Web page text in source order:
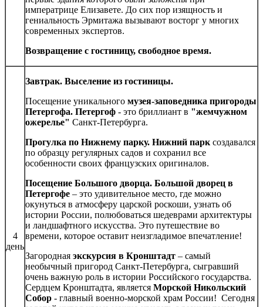
императрице Елизавете. До сих пор изящность и
гениальность Эрмитажа вызывают восторг у многих
современных экспертов.
Возвращение с гостиницу, свободное время.
4
день
Завтрак. Выселение из гостиницы.
Посещение уникального музея-заповедника пригороды
Петергофа. Петергоф - это бриллиант в "жемчужном
ожерелье" Санкт-Петербурга.
Прогулка по Нижнему парку. Нижний парк создавался
по образцу регулярных садов и сохранил все
особенности своих французских оригиналов.
Посещение Большого дворца. Большой дворец в
Петергофе – это удивительное место, где можно
окунуться в атмосферу царской роскоши, узнать об
истории России, полюбоваться шедеврами архитектуры
и ландшафтного искусства. Это путешествие во
времени, которое оставит неизгладимое впечатление!
Загородная экскурсия в Кронштадт – самый
необычный пригород Санкт-Петербурга, сыгравший
очень важную роль в истории Российского государства.
Сердцем Кронштадта, является Морской Никольский
Собор - главный военно-морской храм России! Сегодня